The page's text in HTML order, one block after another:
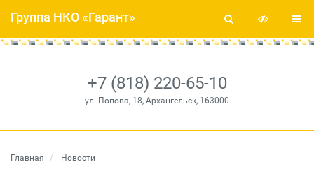
+7 (818) 220-65-10
ул. Попова, 18, Архангельск, 163000
Группа НКО «Гарант»
Главная Новости